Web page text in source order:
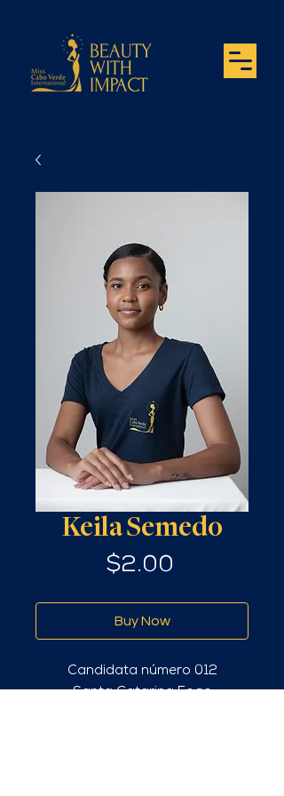
Keila Semedo
$2.00
Buy Now
Candidata número 012
Santa Catarina Fogo